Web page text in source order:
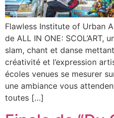
Flawless Institute of Urban
de ALL IN ONE:
slam, chant et danse
créativité et l’expression
écoles venues se mesurer
une ambiance vous
toutes […]